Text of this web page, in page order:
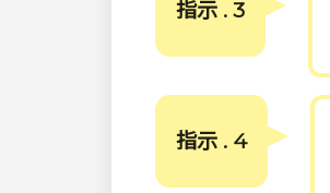
指示 . 3
指示 . 4